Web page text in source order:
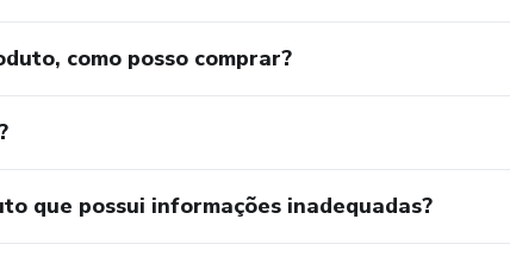
como posso comprar?
que possui informações inadequadas?